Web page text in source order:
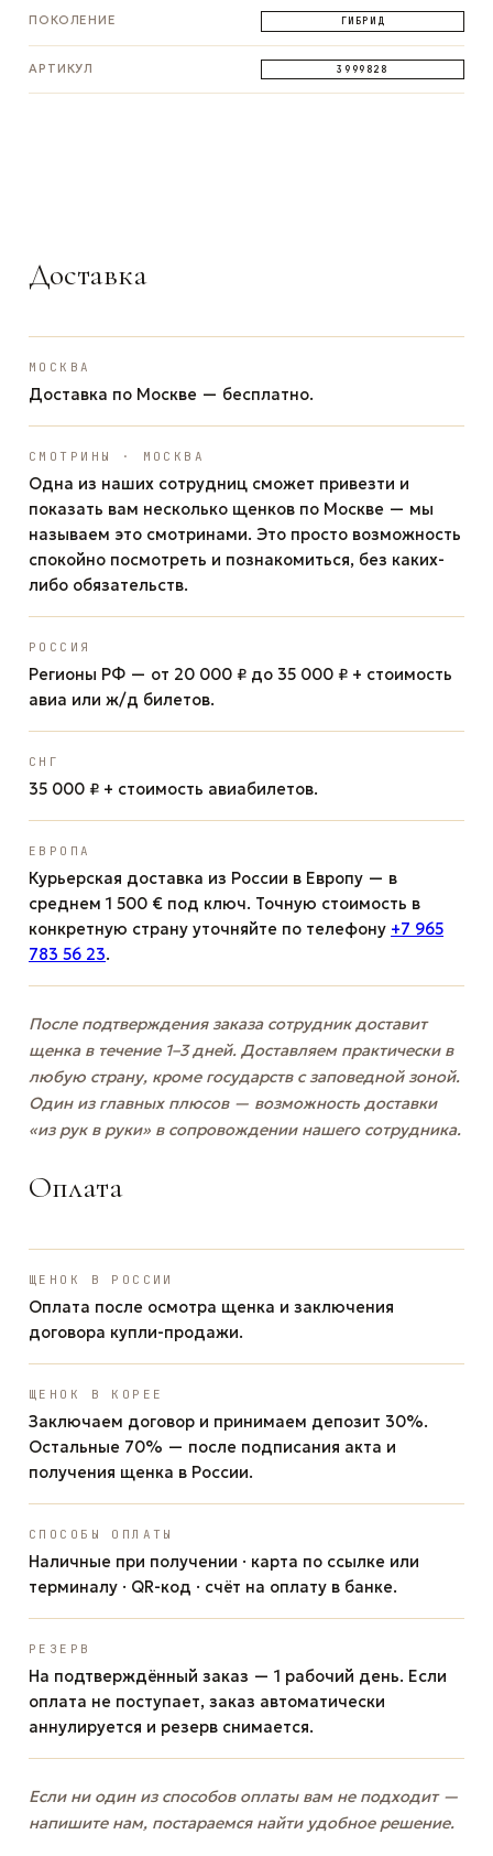
ПОКОЛЕНИЕ ГИБРИД
АРТИКУЛ 3999828
Доставка
МОСКВА
Доставка по Москве — бесплатно.
СМОТРИНЫ · МОСКВА
Одна из наших сотрудниц сможет привезти и
показать вам несколько щенков по Москве — мы
называем это смотринами. Это просто возможность
спокойно посмотреть и познакомиться, без каких-
либо обязательств.
РОССИЯ
Регионы РФ — от 20 000 ₽ до 35 000 ₽ + стоимость
авиа или ж/д билетов.
СНГ
35 000 ₽ + стоимость авиабилетов.
ЕВРОПА
Курьерская доставка из России в Европу — в
среднем 1 500 € под ключ. Точную стоимость в
конкретную страну уточняйте по телефону +7 965
783 56 23.
После подтверждения заказа сотрудник доставит
щенка в течение 1–3 дней. Доставляем практически в
любую страну, кроме государств с заповедной зоной.
Один из главных плюсов — возможность доставки
«из рук в руки» в сопровождении нашего сотрудника.
Оплата
ЩЕНОК В РОССИИ
Оплата после осмотра щенка и заключения
договора купли-продажи.
ЩЕНОК В КОРЕЕ
Заключаем договор и принимаем депозит 30%.
Остальные 70% — после подписания акта и
получения щенка в России.
СПОСОБЫ ОПЛАТЫ
Наличные при получении · карта по ссылке или
терминалу · QR-код · счёт на оплату в банке.
РЕЗЕРВ
На подтверждённый заказ — 1 рабочий день. Если
оплата не поступает, заказ автоматически
аннулируется и резерв снимается.
Если ни один из способов оплаты вам не подходит —
напишите нам, постараемся найти удобное решение.